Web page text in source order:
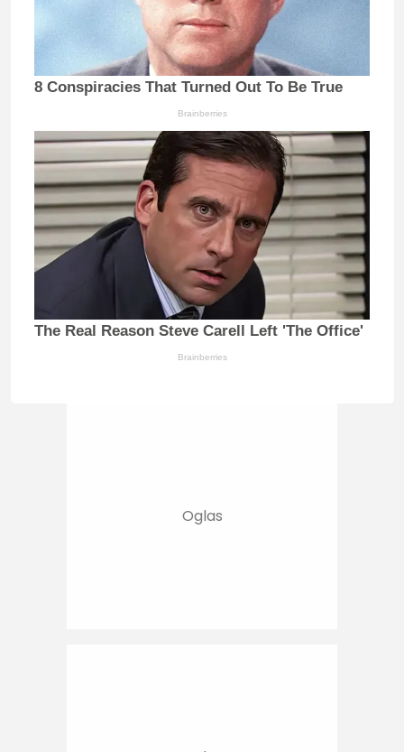
8 Conspiracies That Turned Out To Be True
Brainberries
The Real Reason Steve Carell Left 'The Office'
Brainberries